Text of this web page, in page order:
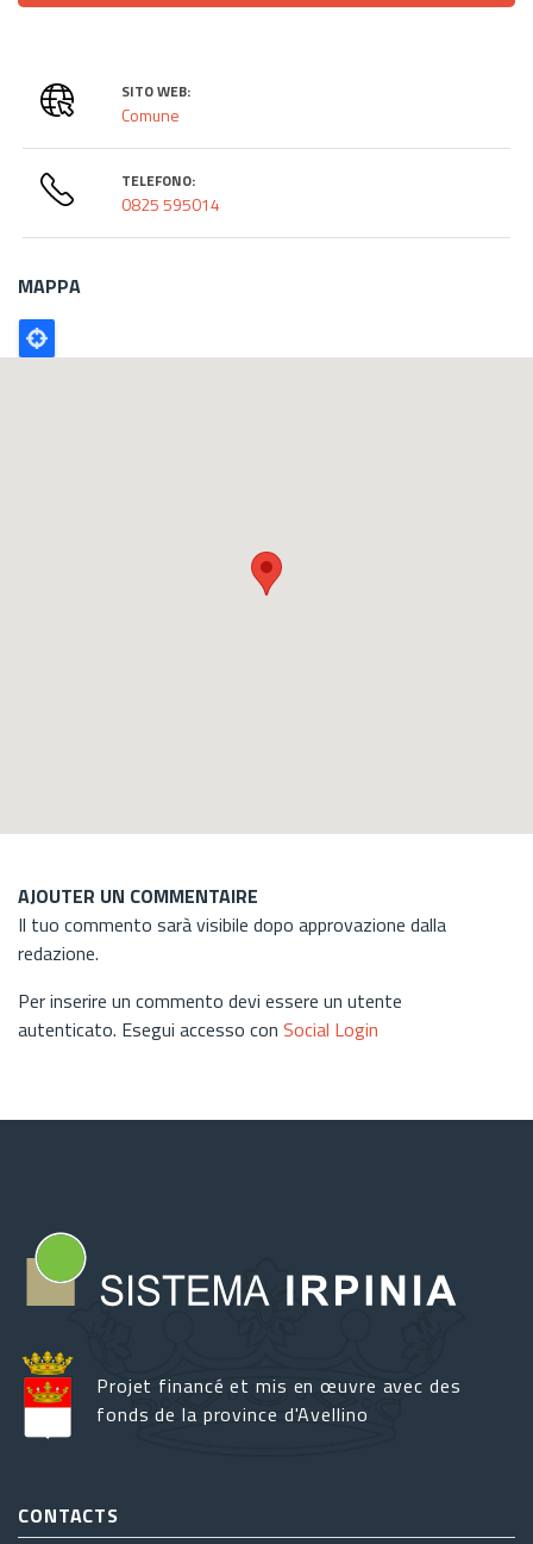
SITO WEB:
Comune
TELEFONO:
0825 595014
MAPPA
Poligono
GEO
AJOUTER UN COMMENTAIRE
Il tuo commento sarà visibile dopo approvazione dalla
redazione.
Per inserire un commento devi essere un utente
autenticato. Esegui accesso con Social Login
Projet financé et mis en œuvre avec des
fonds de la province d'Avellino
CONTACTS